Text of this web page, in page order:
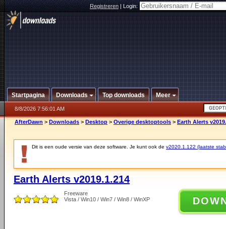
Registreren|Login:
Startpagina Downloads Top downloads Meer
8/8/2026 7:56:01 AM
AfterDawn > Downloads > Desktop > Overige desktoptools > Earth Alerts
Dit is een oude versie van deze software. Je kunt ook de v2020.1.122 (laatste
Earth Alerts v2019.1.214
Freeware
Vista / Win10 / Win7 / Win8 / WinXP